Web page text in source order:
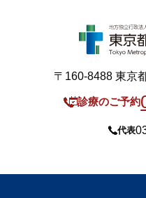
〒160-8488 東京
診療のご予約
代表